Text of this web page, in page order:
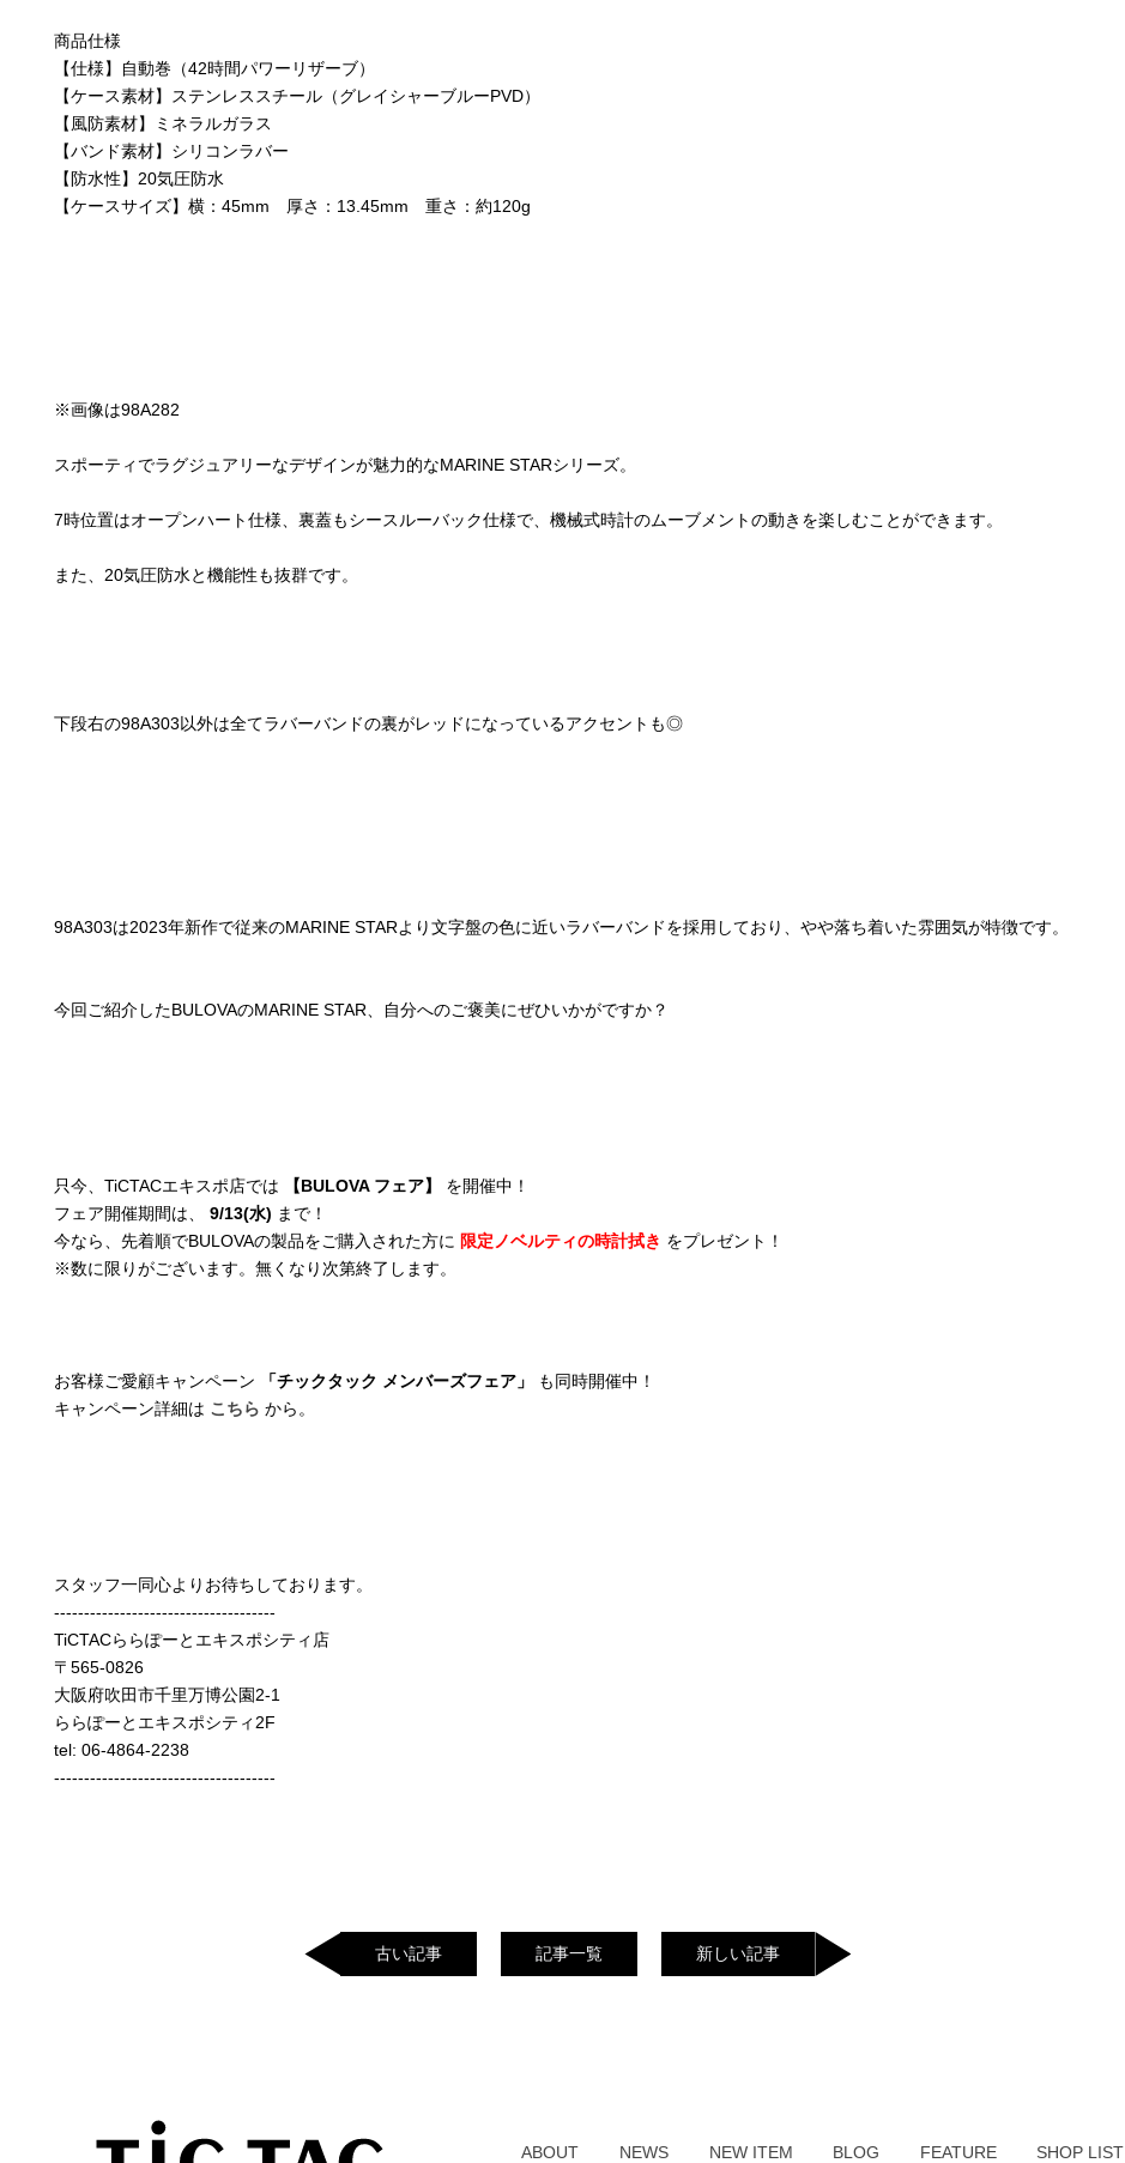
商品仕様
【仕様】自動巻（42時間パワーリザーブ）
【ケース素材】ステンレススチール（グレイシャーブルーPVD）
【風防素材】ミネラルガラス
【バンド素材】シリコンラバー
【防水性】20気圧防水
【ケースサイズ】横：45mm 厚さ：13.45mm 重さ：約120g
※画像は98A282
スポーティでラグジュアリーなデザインが魅力的なMARINE STARシリーズ。
7時位置はオープンハート仕様、裏蓋もシースルーバック仕様で、機械式時計のムーブメントの動きを楽しむことができます。
また、20気圧防水と機能性も抜群です。
下段右の98A303以外は全てラバーバンドの裏がレッドになっているアクセントも◎
98A303は2023年新作で従来のMARINE STARより文字盤の色に近いラバーバンドを採用しており、やや落ち着いた雰囲気が特徴です。
今回ご紹介したBULOVAのMARINE STAR、自分へのご褒美にぜひいかがですか？
只今、TiCTACエキスポ店では 【BULOVA フェア】 を開催中！
フェア開催期間は、9/13(水) まで！
今なら、先着順でBULOVAの製品をご購入された方に 限定ノベルティの時計拭き をプレゼント！
※数に限りがございます。無くなり次第終了します。
お客様ご愛顧キャンペーン 「チックタック メンバーズフェア」
も同時開催中！
キャンペーン詳細は こちらから。
スタッフ一同心よりお待ちしております。
-------------------------------------
TiCTACららぽーとエキスポシティ店
〒565-0826
大阪府吹田市千里万博公園2-1
ららぽーとエキスポシティ2F
tel: 06-4864-2238
-------------------------------------
古い記事 記事一覧 新しい記事
ABOUT NEWS NEW ITEM BLOG FEATURE SHOP LIST